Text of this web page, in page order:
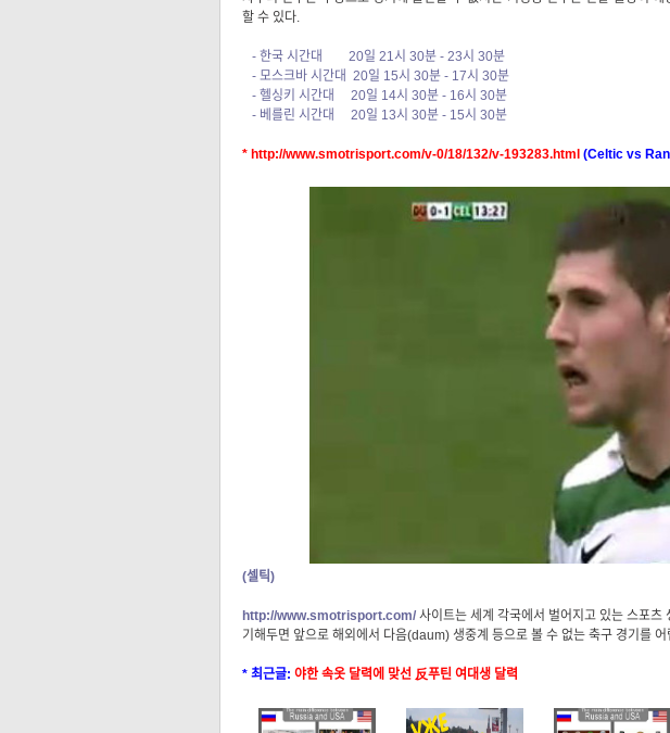
할 수 있다.
- 한국 시간대 20일 21시 30분 - 23시 30분
- 모스크바 시간대 20일 15시 30분 - 17시 30분
- 헬싱키 시간대 20일 14시 30분 - 16시 30분
- 베를린 시간대 20일 13시 30분 - 15시 30분
* http://www.smotrisport.com/v-0/18/132/v-193283.html (Celtic vs
(셀틱)
http://www.smotrisport.com/ 사이트는 세계 각국에서 벌어지고 있는 스포
기해두면 앞으로 해외에서 다음(daum) 생중계 등으로 볼 수 없는 축구 경기를
* 최근글: 야한 속옷 달력에 맞선 反푸틴 여대생 달력